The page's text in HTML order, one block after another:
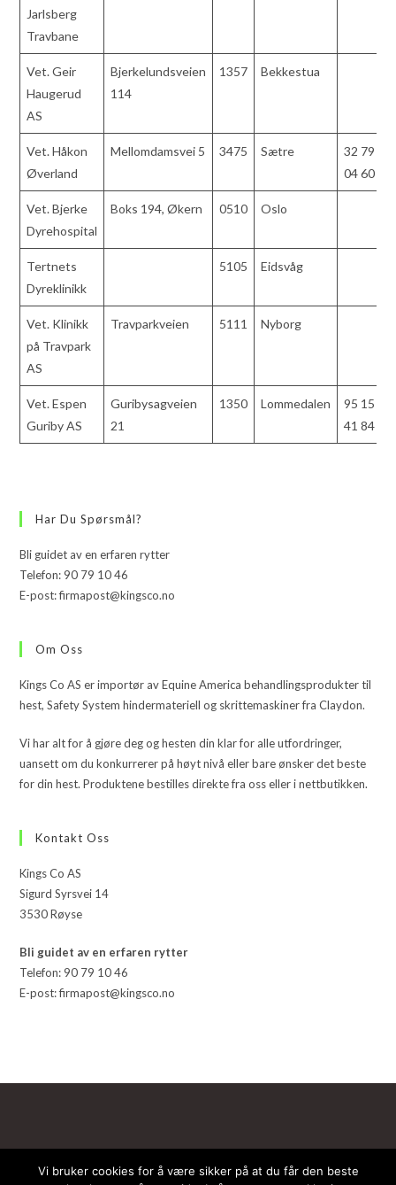
Jarlsberg
Travbane
Vet. Geir
Haugerud
AS
Bjerkelundsveien
114
1357 Bekkestua
Vet. Håkon
Øverland
Mellomdamsvei 5 3475 Sætre
32 79
04 60
Vet. Bjerke
Dyrehospital
Boks 194, Økern 0510 Oslo
Tertnets
Dyreklinikk
5105 Eidsvåg
Vet. Klinikk
på Travpark
AS
Travparkveien 5111 Nyborg
Vet. Espen
Guriby AS
Guribysagveien
21
1350 Lommedalen
95 15
41 84
Har Du Spørsmål?
Bli guidet av en erfaren rytter
Telefon: 90 79 10 46
E-post: firmapost@kingsco.no
Om Oss
Kings Co AS er importør av Equine America behandlingsprodukter til
hest, Safety System hindermateriell og skrittemaskiner fra Claydon.
Vi har alt for å gjøre deg og hesten din klar for alle utfordringer,
uansett om du konkurrerer på høyt nivå eller bare ønsker det beste
for din hest. Produktene bestilles direkte fra oss eller i nettbutikken.
Kontakt Oss
Kings Co AS
Sigurd Syrsvei 14
3530 Røyse
Bli guidet av en erfaren rytter
Telefon: 90 79 10 46
E-post: firmapost@kingsco.no
Vi bruker cookies for å være sikker på at du får den beste